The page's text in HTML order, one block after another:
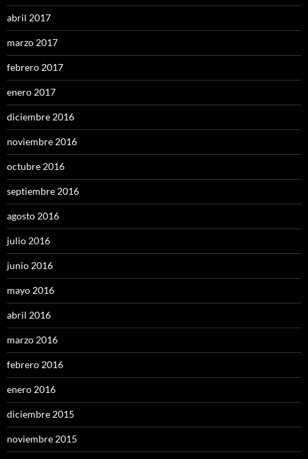
abril 2017
marzo 2017
febrero 2017
enero 2017
diciembre 2016
noviembre 2016
octubre 2016
septiembre 2016
agosto 2016
julio 2016
junio 2016
mayo 2016
abril 2016
marzo 2016
febrero 2016
enero 2016
diciembre 2015
noviembre 2015